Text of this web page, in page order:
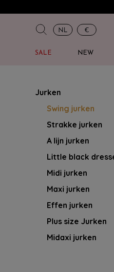
NL €
SALE NEW
Jurken
Swing jurken
Strakke jurken
A lijn jurken
Little black
Midi jurken
Maxi jurken
Effen jurken
Plus size Jurken
Midaxi jurken